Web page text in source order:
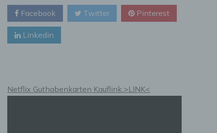
und
Fassadensanierung
Berlin:
Facebook Twitter Pinterest
Linkedin
Netflix Guthabenkarten Kauflink.>LINK<